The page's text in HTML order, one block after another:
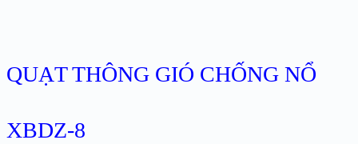
QUẠT THÔNG GIÓ CHỐNG NỔ
XBDZ-8